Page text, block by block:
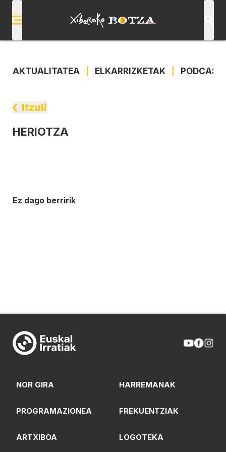
AKTUALITATEA ELKARRIZKETAK
Itzuli
HERIOTZA
Ez dago berririk
NOR GIRA HARREMANAK
PROGRAMAZIONEA FREKUENTZIAK
ARTXIBOA LOGOTEKA